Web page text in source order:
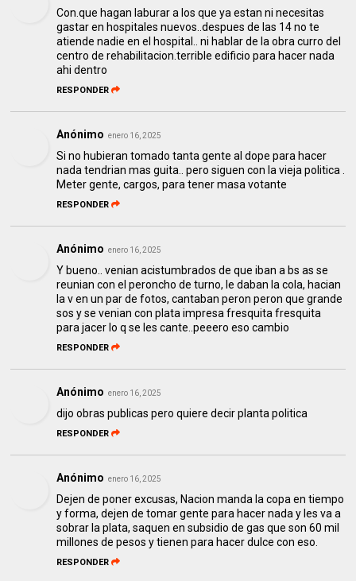
Con.que hagan laburar a los que ya estan ni necesitas
gastar en hospitales nuevos..despues de las 14 no te
atiende nadie en el hospital.. ni hablar de la obra curro del
centro de rehabilitacion.terrible edificio para hacer nada
ahi dentro
RESPONDER
Anónimo enero 16, 2025
Si no hubieran tomado tanta gente al dope para hacer
nada tendrian mas guita.. pero siguen con la vieja politica .
Meter gente, cargos, para tener masa votante
RESPONDER
Anónimo enero 16, 2025
Y bueno.. venian acistumbrados de que iban a bs as se
reunian con el peroncho de turno, le daban la cola, hacian
la v en un par de fotos, cantaban peron peron que grande
sos y se venian con plata impresa fresquita fresquita
para jacer lo q se les cante..peeero eso cambio
RESPONDER
Anónimo enero 16, 2025
dijo obras publicas pero quiere decir planta politica
RESPONDER
Anónimo enero 16, 2025
Dejen de poner excusas, Nacion manda la copa en tiempo
y forma, dejen de tomar gente para hacer nada y les va a
sobrar la plata, saquen en subsidio de gas que son 60 mil
millones de pesos y tienen para hacer dulce con eso.
RESPONDER